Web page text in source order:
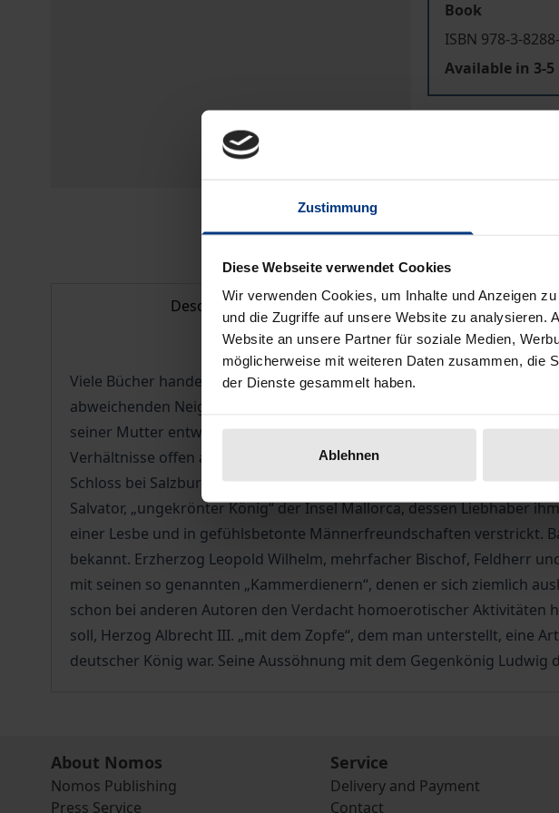
Zustimmung
Diese Webseite verwendet Cookies
Wir verwenden Cookies, um Inhalte und Anzeigen
und die Zugriffe auf unsere Website zu analysieren.
Website an unsere Partner für soziale Medien,
möglicherweise mit weiteren Daten zusammen, die
der Dienste gesammelt haben.
Ablehnen
Book
ISBN 978-3-
Available in 3-5
Prices include VAT.
Description
Viele Bücher handeln vom Haus Habsburg. Von Homo- und
abweichenden Neigungen immer wieder für Aufsehen. Erzherzog
seiner Mutter entwickelte er eine „unmännliche“ Persönlichkeit, galt
Verhältnisse offen aus und sorgte für allerhand Skandale. Schließlich
Schloss bei Salzburg. Doch er war nicht allein, wie Helmut Neuhold
Salvator, „ungekrönter König“ der Insel Mallorca, dessen Liebhaber
einer Lesbe und in gefühlsbetonte Männerfreundschaften verstrickt.
bekannt. Erzherzog Leopold Wilhelm, mehrfacher Bischof, Feldherr
mit seinen so genannten „Kammerdienern“, denen er sich ziemlich
schon bei anderen Autoren den Verdacht homoerotischer Aktivitäten
soll, Herzog Albrecht III. „mit dem Zopfe“, dem man unterstellt, eine
deutscher König war. Seine Aussöhnung mit dem Gegenkönig
About Nomos
Nomos Publishing
Press Service
Service
Delivery and Payment
Contact